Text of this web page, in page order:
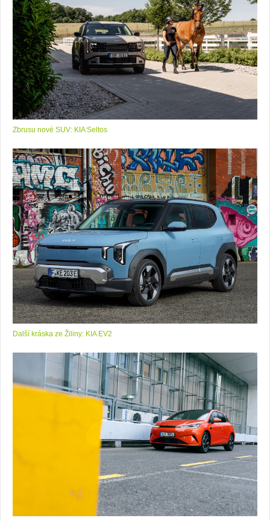
Zbrusu nové SUV: KIA Seltos
Další kráska ze Žiliny: KIA EV2